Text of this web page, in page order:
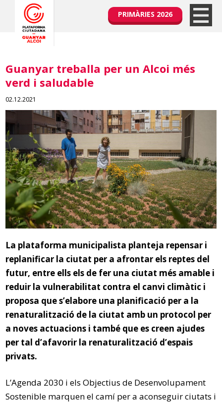
PRIMÀRIES 2026
Guanyar treballa per un Alcoi més
verd i saludable
02.12.2021
La plataforma municipalista planteja repensar i
replanificar la ciutat per a afrontar els reptes del
futur, entre ells els de fer una ciutat més amable i
reduir la vulnerabilitat contra el canvi climàtic i
proposa que s’elabore una planificació per a la
renaturalització de la ciutat amb un protocol per
a noves actuacions i també que es creen ajudes
per tal d’afavorir la renaturalització d’espais
privats.
L’Agenda 2030 i els Objectius de Desenvolupament
Sostenible marquen el camí per a aconseguir ciutats i